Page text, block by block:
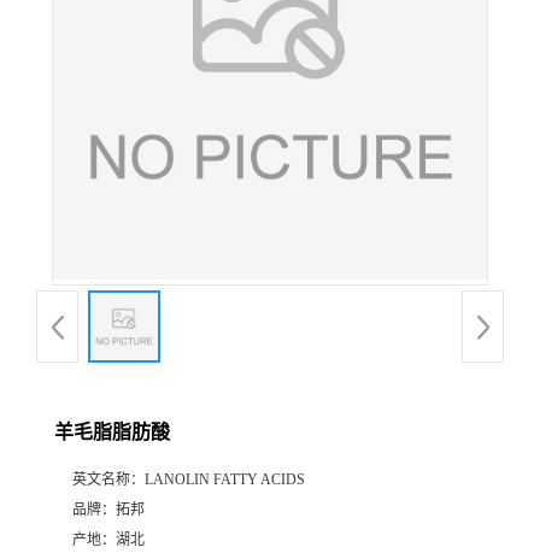
羊毛脂脂肪酸
英文名称： LANOLIN FATTY ACIDS
品牌： 拓邦
产地： 湖北